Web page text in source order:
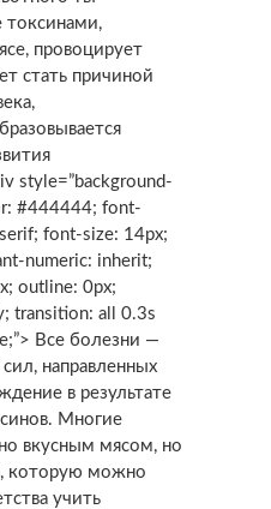
токсинами,
провоцирует
стать причиной
style=”background-
#444444; font-
font-size: 14px;
numeric: inherit;
outline: 0px;
transition: all 0.3s
Все болезни —
направленных
в результате
Многие
вкусным мясом, но
которую можно
учить